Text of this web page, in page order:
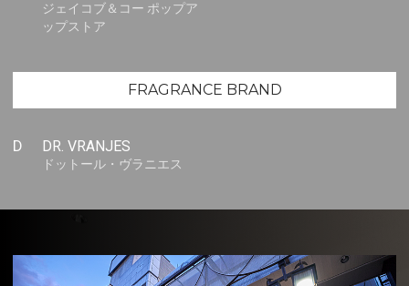
ジェイコブ＆コー ポップア
ップストア
FRAGRANCE BRAND
D DR. VRANJES
ドットール・ヴラニエス